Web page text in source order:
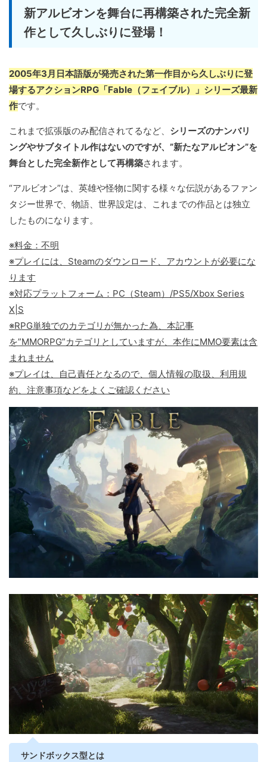
新アルビオンを舞台に再構築された完全新
作として久しぶりに登場！
2005年3月日本語版が発売された第一作目から久しぶりに登
場するアクションRPG「Fable（フェイブル）」シリーズ最新
作です。
これまで拡張版のみ配信されてるなど、 シリーズのナンバリ
ングやサブタイトル作はないのですが、”新たなアルビオン”を
舞台とした完全新作として再構築されます。
“アルビオン”は、英雄や怪物に関する様々な伝説があるファン
タジー世界で、物語、世界設定は、これまでの作品とは独立
したものになります。
※料金：不明
※プレイには、Steamのダウンロード、アカウントが必要にな
ります
※対応プラットフォーム：PC（Steam）/PS5/Xbox Series
X|S
※RPG単独でのカテゴリが無かった為、本記事
を”MMORPG”カテゴリとしていますが、本作にMMO要素は含
まれません
※プレイは、自己責任となるので、個人情報の取扱、利用規
約、注意事項などをよくご確認ください
サンドボックス型とは